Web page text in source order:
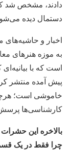
دادند، مشخص شد
دستمال دیده
اخبار و حاشیه‌های
به موزه هنرهای
است که با
پیش آمده منتشر
خاموشی است؛
کارشناسی‌ها
بالاخره این
چرا فقط در یک